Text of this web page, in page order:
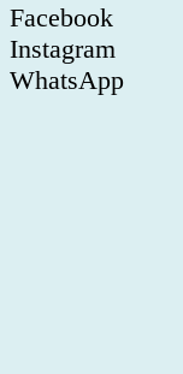
Facebook
Instagram
WhatsApp